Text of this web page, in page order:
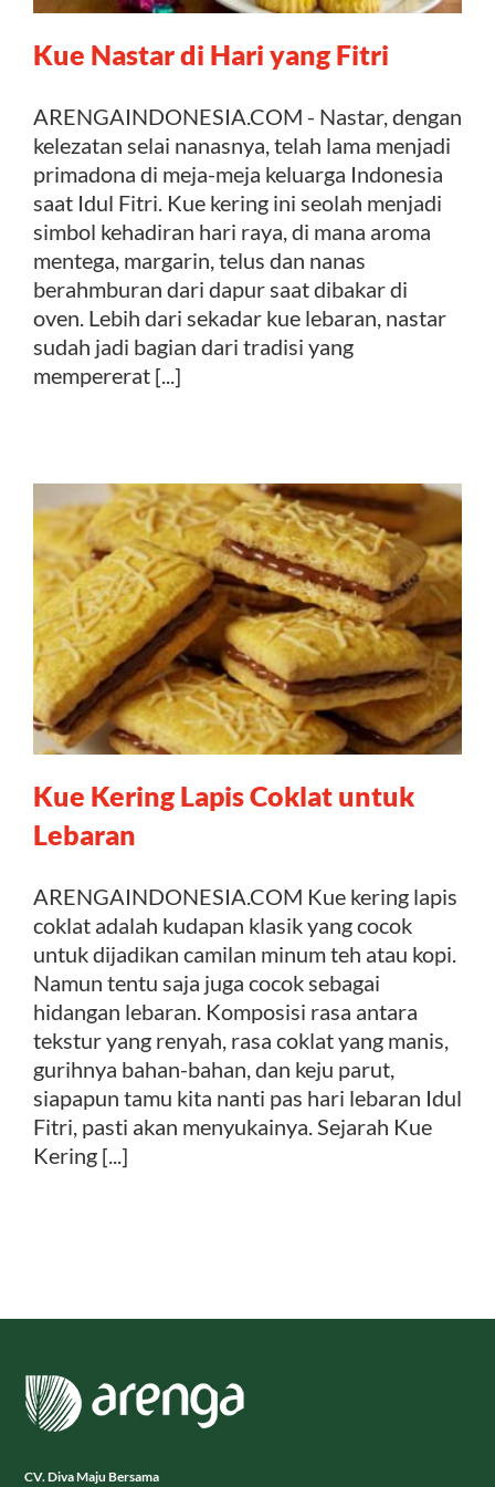
Kontak
Kue Nastar di Hari yang Fitri
ARENGAINDONESIA.COM - Nastar, dengan
kelezatan selai nanasnya, telah lama menjadi
primadona di meja-meja keluarga Indonesia
saat Idul Fitri. Kue kering ini seolah menjadi
simbol kehadiran hari raya, di mana aroma
mentega, margarin, telus dan nanas
berahmburan dari dapur saat dibakar di
oven. Lebih dari sekadar kue lebaran, nastar
sudah jadi bagian dari tradisi yang
mempererat [...]
Kue Kering Lapis Coklat untuk
Lebaran
ARENGAINDONESIA.COM Kue kering lapis
coklat adalah kudapan klasik yang cocok
untuk dijadikan camilan minum teh atau kopi.
Namun tentu saja juga cocok sebagai
hidangan lebaran. Komposisi rasa antara
tekstur yang renyah, rasa coklat yang manis,
gurihnya bahan-bahan, dan keju parut,
siapapun tamu kita nanti pas hari lebaran Idul
Fitri, pasti akan menyukainya. Sejarah Kue
Kering [...]
CV. Diva Maju Bersama